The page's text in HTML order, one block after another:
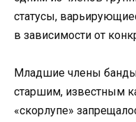
статусы,
в зависимости от
Младшие члены
старшим, известным
«скорлупе»